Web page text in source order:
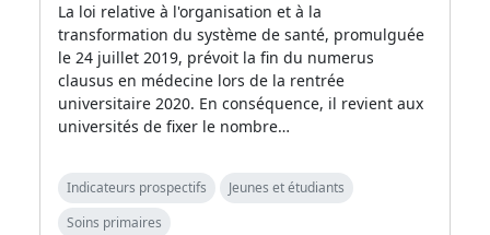
La loi relative à l'organisation et à la
transformation du système de santé, promulguée
le 24 juillet 2019, prévoit la fin du numerus
clausus en médecine lors de la rentrée
universitaire 2020. En conséquence, il revient aux
universités de fixer le nombre…
Indicateurs prospectifs
Jeunes et étudiants
Soins primaires